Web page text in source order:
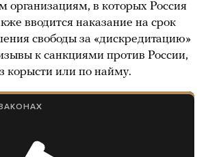
в которых Россия
вводится наказание на срок
свободы за «дискредитацию»
к санкциями против России,
корысти или по найму.